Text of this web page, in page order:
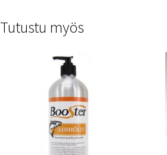
Tutustu myös